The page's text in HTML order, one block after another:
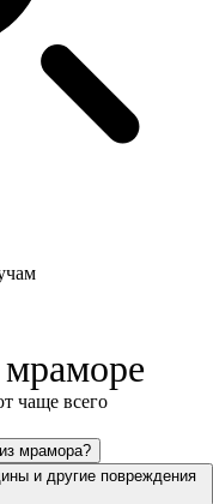
чаще всего
мрамора?
и другие повреждения